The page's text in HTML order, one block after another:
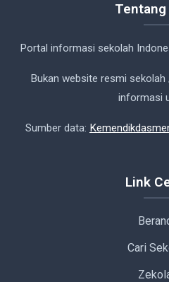
Tentang
Portal informasi sekolah
Bukan website resmi
informasi
Sumber data:
Link
Cari